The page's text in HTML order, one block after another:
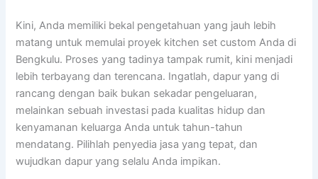
Kini, Anda memiliki bekal pengetahuan yang jauh lebih
matang untuk memulai proyek kitchen set custom Anda di
Bengkulu. Proses yang tadinya tampak rumit, kini menjadi
lebih terbayang dan terencana. Ingatlah, dapur yang di
rancang dengan baik bukan sekadar pengeluaran,
melainkan sebuah investasi pada kualitas hidup dan
kenyamanan keluarga Anda untuk tahun-tahun
mendatang. Pilihlah penyedia jasa yang tepat, dan
wujudkan dapur yang selalu Anda impikan.